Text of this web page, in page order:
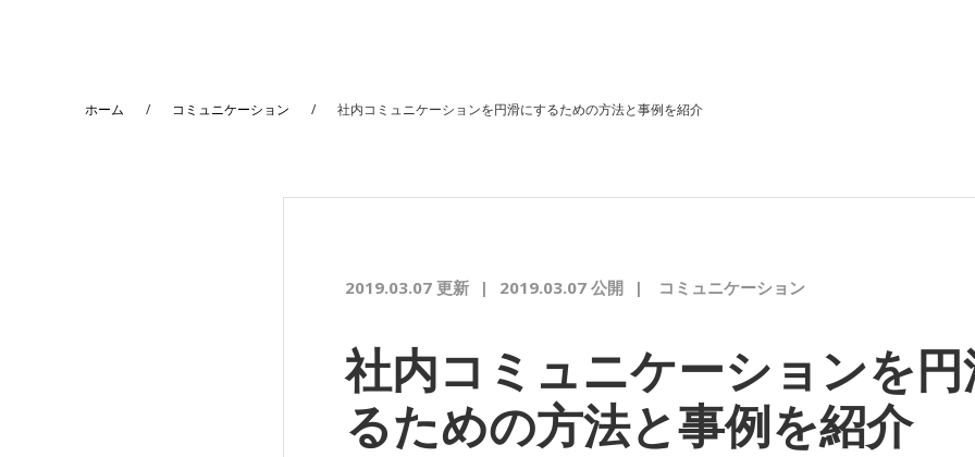
ホーム / コミュニケーション / 社内コミュニケーションを円滑にするための方法と事例を紹介
2019.03.07 更新 | 2019.03.07 公開 | コミュニケーション
社内コミュニケーションを
るための方法と事例を紹介